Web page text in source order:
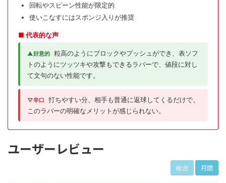
回転やスピーン性能が限定的
使いこなすにはスポンジ入りが推奨
■ 代表的な声
▲好意的 粒高のようにブロックやプッシュができ、表ソフ
トのようにツッツキや攻撃もできるラバーで、値段に対し
て文句のない性能です。
▽辛口
打ちやすい分、相手も普通に返球してくるだけで、
このラバーの明確なメリットが感じられない。
ユーザーレビュー
総合 月間